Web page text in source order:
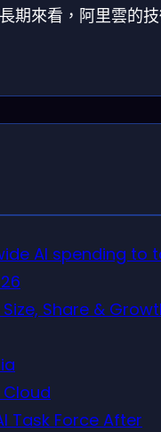
期來看，阿里雲的
AI spending to
Share &
Task Force After